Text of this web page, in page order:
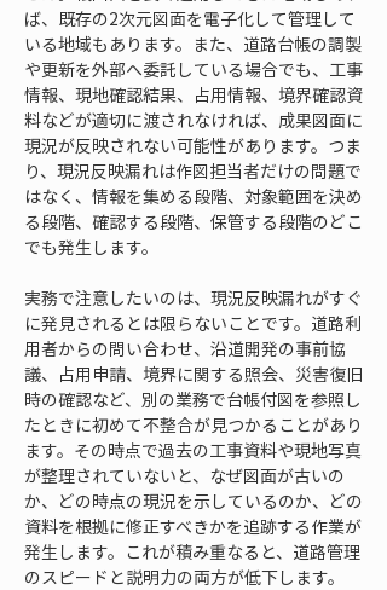
ば、既存の2次元図面を電子化して管理して
いる地域もあります。また、道路台帳の調製
や更新を外部へ委託している場合でも、工事
情報、現地確認結果、占用情報、境界確認資
料などが適切に渡されなければ、成果図面に
現況が反映されない可能性があります。つま
り、現況反映漏れは作図担当者だけの問題で
はなく、情報を集める段階、対象範囲を決め
る段階、確認する段階、保管する段階のどこ
でも発生します。
実務で注意したいのは、現況反映漏れがすぐ
に発見されるとは限らないことです。道路利
用者からの問い合わせ、沿道開発の事前協
議、占用申請、境界に関する照会、災害復旧
時の確認など、別の業務で台帳付図を参照し
たときに初めて不整合が見つかることがあり
ます。その時点で過去の工事資料や現地写真
が整理されていないと、なぜ図面が古いの
か、どの時点の現況を示しているのか、どの
資料を根拠に修正すべきかを追跡する作業が
発生します。これが積み重なると、道路管理
のスピードと説明力の両方が低下します。